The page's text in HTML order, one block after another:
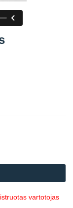
vartotojas